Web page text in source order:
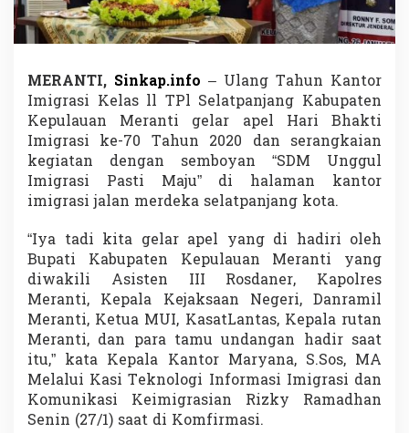
m
i
g
a
s
i
P
a
s
i
j
i
H
a
r
i
B
h
a
MERANTI, Sinkap.info – Ulang Tahun Kantor
Imigrasi Kelas ll TPl Selatpanjang Kabupaten
Kepulauan Meranti gelar apel Hari Bhakti
Imigrasi ke-70 Tahun 2020 dan serangkaian
kegiatan dengan semboyan “SDM Unggul
Imigrasi Pasti Maju” di halaman kantor
imigrasi jalan merdeka selatpanjang kota.
“Iya tadi kita gelar apel yang di hadiri oleh
Bupati Kabupaten Kepulauan Meranti yang
diwakili Asisten III Rosdaner, Kapolres
Meranti, Kepala Kejaksaan Negeri, Danramil
Meranti, Ketua MUI, KasatLantas, Kepala rutan
Meranti, dan para tamu undangan hadir saat
itu,” kata Kepala Kantor Maryana, S.Sos, MA
Melalui Kasi Teknologi Informasi Imigrasi dan
Komunikasi Keimigrasian Rizky Ramadhan
Senin (27/1) saat di Komfirmasi.